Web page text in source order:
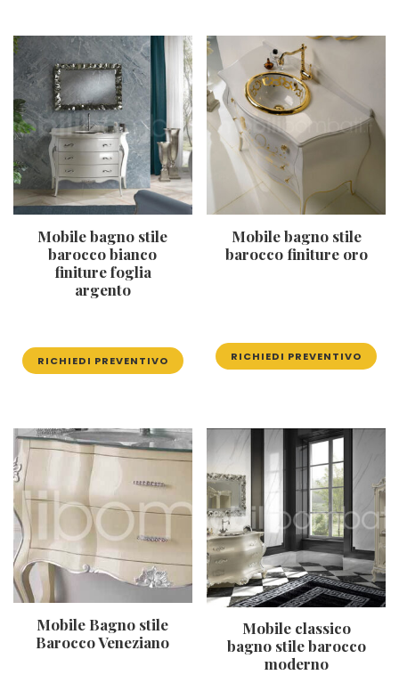
Mobile bagno stile
barocco bianco
finiture foglia
argento
RICHIEDI PREVENTIVO
Mobile bagno stile
barocco finiture oro
RICHIEDI PREVENTIVO
Mobile Bagno stile
Barocco Veneziano
Mobile classico
bagno stile barocco
moderno